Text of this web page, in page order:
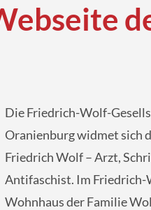
Die Friedrich-Wolf-
Oranienburg widmet sich
Friedrich Wolf – Arzt,
Antifaschist. Im Friedrich-
Wohnhaus der Familie